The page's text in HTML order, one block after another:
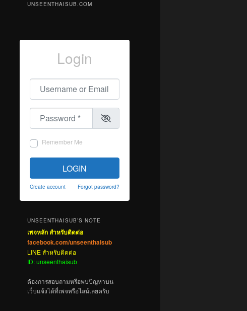
UNSEENTHAISUB.COM
Login
Username or Email
Password
Remember Me
LOGIN
Create account Forgot password?
UNSEENTHAISUB’S NOTE
เพจหลัก สำหรับติดต่อ
facebook.com/unseenthaisub
LINE สำหรับติดต่อ
ID: unseenthaisub
ต้องการสอบถามหรือพบปัญหาบน
เว็บแจ้งได้ที่เพจหรือไลน์เลยครับ